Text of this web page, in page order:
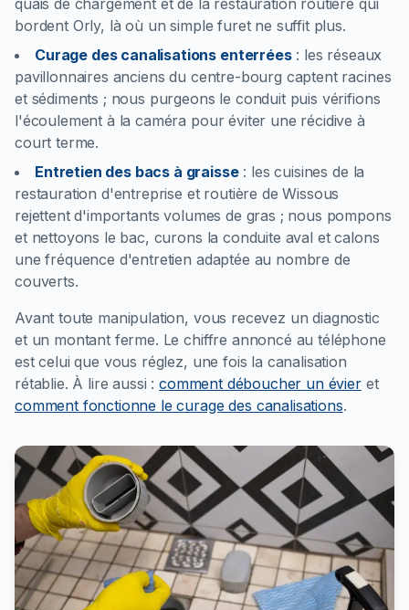
quais de chargement et de la restauration routière qui
bordent Orly, là où un simple furet ne suffit plus.
Curage des canalisations enterrées: les réseaux
pavillonnaires anciens du centre-bourg captent racines
et sédiments ; nous purgeons le conduit puis vérifions
l'écoulement à la caméra pour éviter une récidive à
court terme.
Entretien des bacs à graisse: les cuisines de la
restauration d'entreprise et routière de Wissous
rejettent d'importants volumes de gras ; nous pompons
et nettoyons le bac, curons la conduite aval et calons
une fréquence d'entretien adaptée au nombre de
couverts.
Avant toute manipulation, vous recevez un diagnostic
et un montant ferme. Le chiffre annoncé au téléphone
est celui que vous réglez, une fois la canalisation
rétablie. À lire aussi : comment déboucher un évieret
comment fonctionne le curage des canalisations.